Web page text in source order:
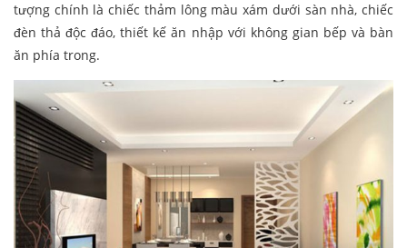
tượng chính là chiếc thảm lông màu xám dưới sàn nhà, chiếc
đèn thả độc đáo, thiết kế ăn nhập với không gian bếp và bàn
ăn phía trong.